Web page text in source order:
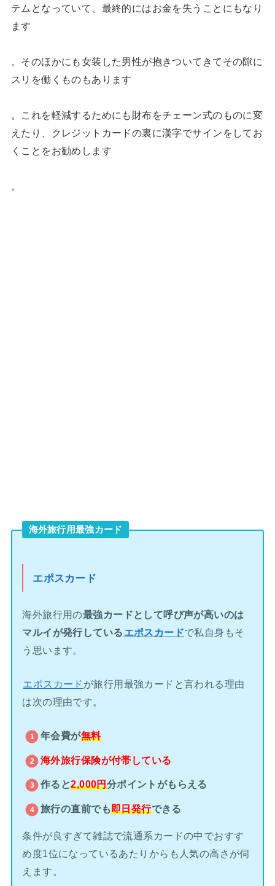
テムとなっていて、最終的にはお金を失うことにもなり
ます
。そのほかにも女装した男性が抱きついてきてその隙に
スリを働くものもあります
。これを軽減するためにも財布をチェーン式のものに変
えたり、クレジットカードの裏に漢字でサインをしてお
くことをお勧めします
。
海外旅行用最強カード
エポスカード
海外旅行用の最強カードとして呼び声が高いのは
マルイが発行している エポスカードで私自身もそ
う思います。
エポスカード が旅行用最強カードと言われる理由
は次の理由です。
年会費が無料
海外旅行保険が付帯している
作ると2,000円分ポイントがもらえる
旅行の直前でも即日発行できる
条件が良すぎて雑誌で流通系カードの中でおすす
め度1位になっているあたりからも人気の高さが伺
えます。